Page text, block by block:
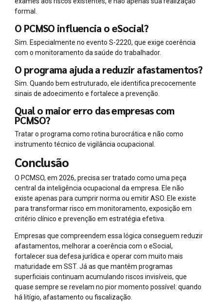
formal.
O PCMSO influencia o eSocial?
Sim. Especialmente no evento S-2220, que exige coerência
com o monitoramento da saúde do trabalhador.
O programa ajuda a reduzir afastamentos?
Sim. Quando bem estruturado, ele identifica precocemente
sinais de adoecimento e fortalece a prevenção.
Qual o maior erro das empresas com
PCMSO?
Tratar o programa como rotina burocrática e não como
instrumento técnico de vigilância ocupacional.
Conclusão
O PCMSO, em 2026, precisa ser tratado como uma peça
central da inteligência ocupacional da empresa. Ele não
existe apenas para cumprir norma ou emitir ASO. Ele existe
para transformar risco em monitoramento, exposição em
critério clínico e prevenção em estratégia efetiva.
Empresas que compreendem essa lógica conseguem reduzir
afastamentos, melhorar a coerência com o eSocial,
fortalecer sua defesa jurídica e operar com muito mais
maturidade em SST. Já as que mantêm programas
superficiais continuam acumulando riscos invisíveis, que
quase sempre se revelam no pior momento possível: quando
há litígio, afastamento ou fiscalização.